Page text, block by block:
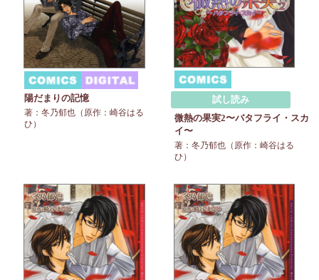
陽だまりの記憶
著：冬乃郁也（原作：崎谷はる
ひ）
試し読み
微熱の果実2〜バタフライ・スカ
イ〜
著：冬乃郁也（原作：崎谷はる
ひ）